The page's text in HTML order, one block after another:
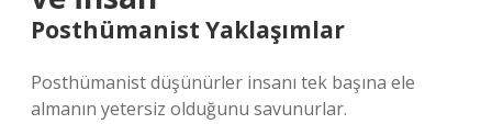
Posthümanist Yaklaşımlar
Posthümanist düşünürler insanı tek başına ele
almanın yetersiz olduğunu savunurlar.